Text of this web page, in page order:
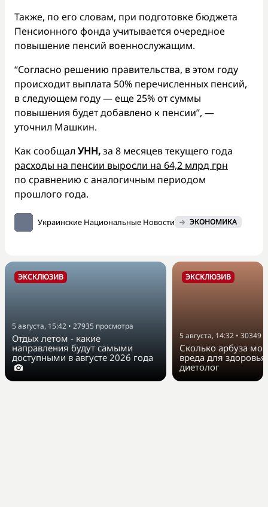
Также, по его словам, при подготовке бюджета
Пенсионного фонда учитывается очередное
повышение пенсий военнослужащим.
“Согласно решению правительства, в этом году
происходит выплата 50% перечисленных пенсий,
в следующем году — еще 25% от суммы
повышения будет добавлено к пенсии”, —
уточнил Машкин.
Как сообщал УНН,за 8 месяцев текущего года
расходы на пенсии выросли на 64,2 млрд грн
по сравнению с аналогичным периодом
прошлого года.
Украинские Национальные Новости ЭКОНОМИКА
ЭКСКЛЮЗИВ
5 августа, 15:42 • 27935 просмотра
Отдых летом - какие
направления будут самыми
доступными в августе 2026 года
ЭКСКЛЮЗИВ
5 августа, 14:32 • 30349
Сколько арбуза
вреда для
диетолог